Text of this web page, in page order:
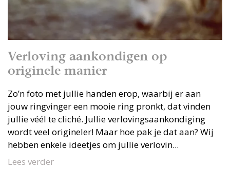
Verloving aankondigen op
originele manier
Zo’n foto met jullie handen erop, waarbij er aan
jouw ringvinger een mooie ring pronkt, dat vinden
jullie véél te cliché. Jullie verlovingsaankondiging
wordt veel origineler! Maar hoe pak je dat aan? Wij
hebben enkele ideetjes om jullie verlovin...
Lees verder